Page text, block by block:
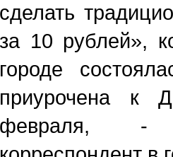
сделать
за 10 рублей»,
городе
приурочена к
февраля, -